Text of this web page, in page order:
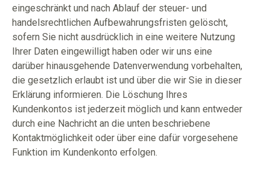
eingeschränkt und nach Ablauf der steuer- und
handelsrechtlichen Aufbewahrungsfristen gelöscht,
sofern Sie nicht ausdrücklich in eine weitere Nutzung
Ihrer Daten eingewilligt haben oder wir uns eine
darüber hinausgehende Datenverwendung vorbehalten,
die gesetzlich erlaubt ist und über die wir Sie in dieser
Erklärung informieren. Die Löschung Ihres
Kundenkontos ist jederzeit möglich und kann entweder
durch eine Nachricht an die unten beschriebene
Kontaktmöglichkeit oder über eine dafür vorgesehene
Funktion im Kundenkonto erfolgen.